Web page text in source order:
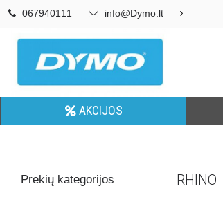
067940111 info@Dymo.lt
AKCIJOS
Prekių kategorijos RHINO